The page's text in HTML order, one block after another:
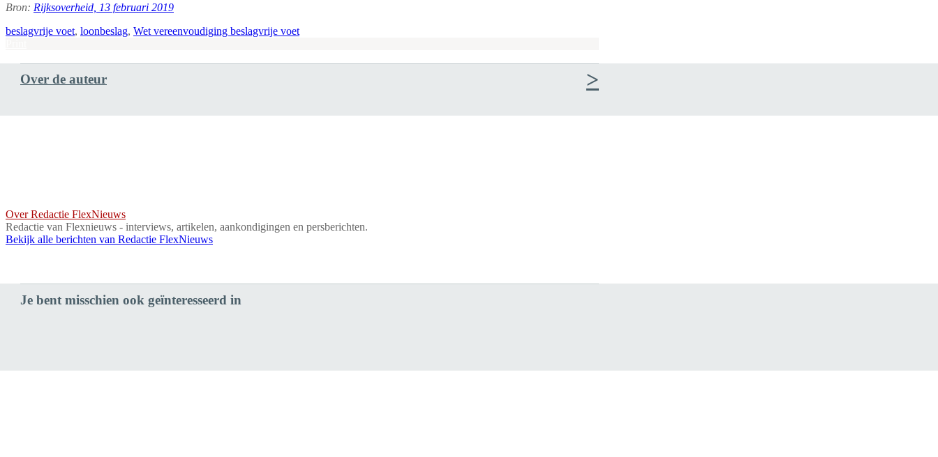
Bron: Rijksoverheid, 13 februari 2019
beslagvrije voet, loonbeslag, Wet vereenvoudiging beslagvrije voet
Over de auteur
Over Redactie FlexNieuws
Redactie van Flexnieuws - interviews, artikelen, aankondigingen en persberichten.
Bekijk alle berichten van Redactie FlexNieuws
Je bent misschien ook geïnteresseerd in